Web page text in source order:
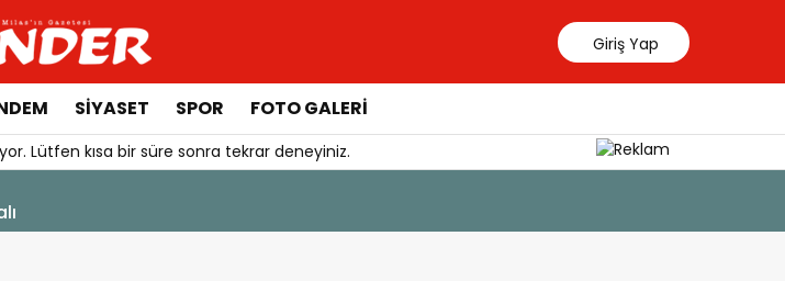
Giriş Yap
SİYASET SPOR FOTO GALERİ
Lütfen kısa bir süre sonra tekrar deneyiniz.